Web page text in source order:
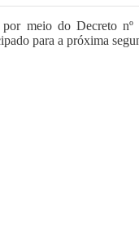
meio do Decreto
para a próxima